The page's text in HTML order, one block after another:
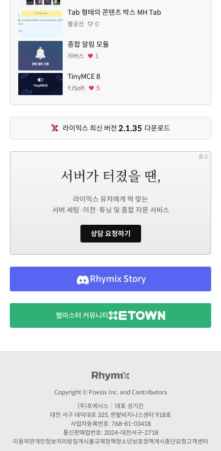
Tab 형태의 콘텐츠 박스 MH Tab
팔공산 0
종합 알림 모듈
리버스 1
TinyMCE 8
YJSoft 5
라이믹스 최신 버전 2.1.35 다운로드
광고
라이믹스 유저에게 딱 맞는
서버 세팅·이전·튜닝 및 종합 자문 서비스
상담 요청하기
Rhymix Story
웹마스터 커뮤니티
Copyright © Poesis Inc. and Contributors
(주)포에시스
대표 성기진
대전 서구 대덕대로 325, 한밭비지니스센터 918호
사업자등록번호: 768-81-03418
통신판매업번호: 2024-대전서구-2718
이용약관개인정보처리방침게시물규제정책청소년보호정책게시중단요청고객센터